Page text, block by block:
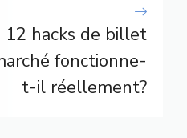
12 hacks de billet
fonctionne-
t-il réellement?